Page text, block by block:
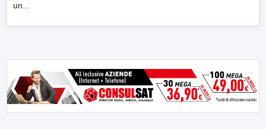
un...